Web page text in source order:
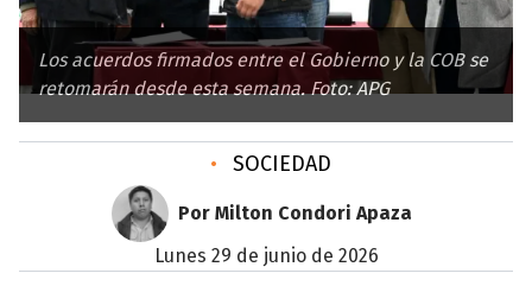
Los acuerdos firmados entre el Gobierno y la COB se
retomarán desde esta semana. Foto: APG
• SOCIEDAD
Por Milton Condori Apaza
lunes 29 de junio de 2026